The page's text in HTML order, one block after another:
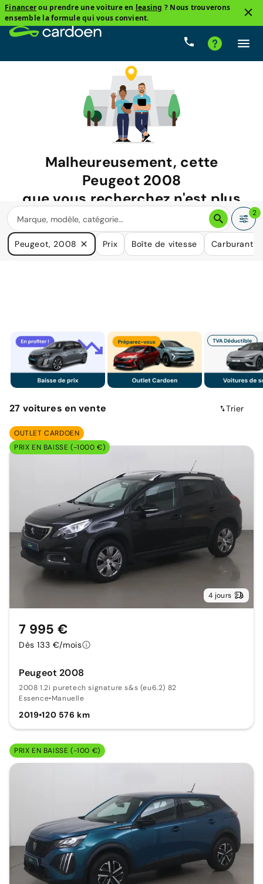
Financerou prendre une voiture en leasing ? Nous trouverons
ensemble la formule qui vous convient.
Malheureusement, cette
Peugeot 2008
que vous recherchez n'est plus
disponible.
Nous avons de nombreuses voitures qui pourraient répondre
à vos besoins.
2
Peugeot, 2008 Prix Boîte de vitesse Carburant
27 voitures en vente Trier
OUTLET CARDOEN
PRIX EN BAISSE (-1000 €)
4 jours
Peugeot 2008
2008 1.2i puretech signature s&s (eu6.2) 82
Essence•Manuelle
2019•120 576 km
7 995 €
Dès 133 €/mois
PRIX EN BAISSE (-100 €)